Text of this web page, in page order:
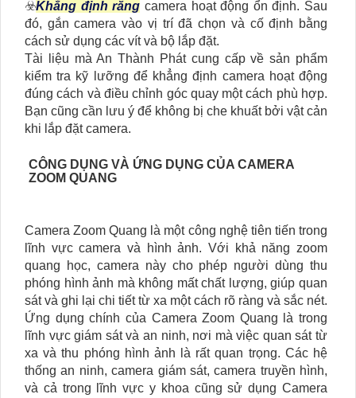
☣️Khẳng định rằng camera hoạt động ổn định. Sau
đó, gắn camera vào vị trí đã chọn và cố định bằng
cách sử dụng các vít và bộ lắp đặt.
Tài liệu mà An Thành Phát cung cấp về sản phẩm
kiểm tra kỹ lưỡng để khẳng định camera hoạt động
đúng cách và điều chỉnh góc quay một cách phù hợp.
Bạn cũng cần lưu ý để không bị che khuất bởi vật cản
khi lắp đặt camera.
CÔNG DỤNG VÀ ỨNG DỤNG CỦA CAMERA
ZOOM QUANG
Camera Zoom Quang là một công nghệ tiên tiến trong
lĩnh vực camera và hình ảnh. Với khả năng zoom
quang học, camera này cho phép người dùng thu
phóng hình ảnh mà không mất chất lượng, giúp quan
sát và ghi lại chi tiết từ xa một cách rõ ràng và sắc nét.
Ứng dụng chính của Camera Zoom Quang là trong
lĩnh vực giám sát và an ninh, nơi mà việc quan sát từ
xa và thu phóng hình ảnh là rất quan trọng. Các hệ
thống an ninh, camera giám sát, camera truyền hình,
và cả trong lĩnh vực y khoa cũng sử dụng Camera